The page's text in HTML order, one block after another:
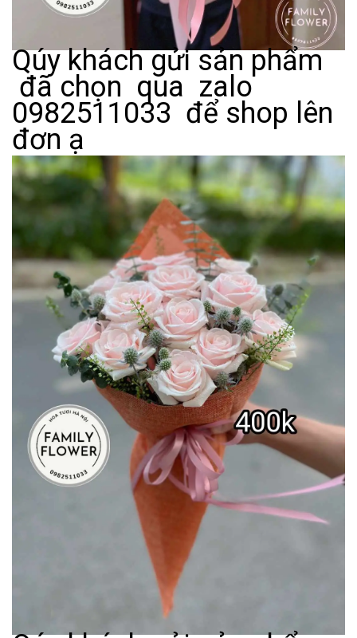
Qúy khách gửi sản phẩm
đã chọn qua zalo
0982511033 để shop lên
đơn ạ